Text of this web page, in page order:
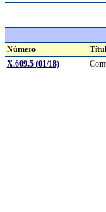
Número
X.609.5 (01/18)